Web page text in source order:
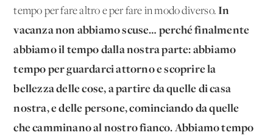
tempo per fare altro e per fare in modo diverso.In
vacanza non abbiamo scuse… perché finalmente
abbiamo il tempo dalla nostra parte: abbiamo
tempo per guardarci attorno e scoprire la
bellezza delle cose, a partire da quelle di casa
nostra, e delle persone, cominciando da quelle
che camminano al nostro fianco. Abbiamo tempo